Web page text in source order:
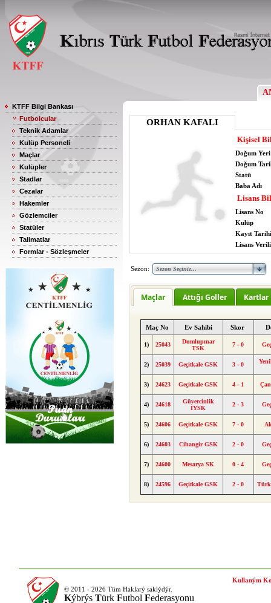
KTFF Bilgi Bankası
Futbolcular
Teknik Adamlar
Kulüp Personeli
Maçlar
Kulüpler
Stadlar
Cezalar
Hakemler
Gözlemciler
Statüler
Talimatlar
Formlar - Sözleşmeler
ORHAN KAFALI
Kişisel
Doğum Yeri
Doğum
Statü
Baba Adı
Lisans
Lisans No
Kulüp
Kayıt Tarihi
Lisans
Sezon:
Maçlar Attığı Goller Kartlar
Maç No Ev Sahibi Skor
1) 25043
Dumlupınar
TSK
7 - 0
2) 25039 Geçitkale GSK 3 - 0
3) 24623 Geçitkale GSK 4 - 1
4) 24618
Güvercinlik
İYSK
2 - 3
5) 24606 Geçitkale GSK 7 - 0
6) 24603 Cihangir GSK 2 - 0
7) 24600 Mesarya SK 0 - 4
8) 24596 Geçitkale GSK 2 - 0
© 2011 - 2026 Tüm Haklarý saklýdýr.
Kýbrýs Türk Futbol Federasyonu
Kullaným